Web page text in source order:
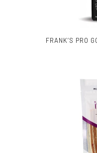
FRANK’S PRO